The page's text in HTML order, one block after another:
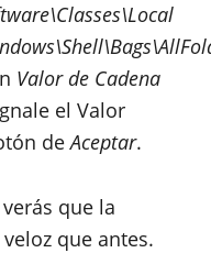
Valor de Cadena
el Valor
deAceptar.
que la
que antes.